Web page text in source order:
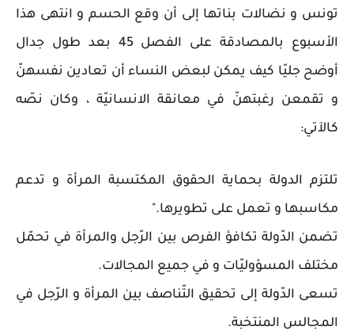
تونس و نضالات بناتها إلى أن وقع الحسم و انتهى هذا
الأسبوع بالمصادقة على الفصل 45 بعد طول جدال
أوضح جليّا كيف يمكن لبعض النساء أن تعادين نفسهنّ
و تقمعن رغبتهنّ في معانقة الانسانيّة ، وكان نصّه
كالآتي:
تلتزم الدولة بحماية الحقوق المكتسبة المرأة و تدعم
مكاسبها و تعمل على تطويرها."
تضمن الدّولة تكافؤ الفرص بين الرّجل والمرأة في تحمّل
مختلف المسؤوليّات و في جميع المجالات.
تسعى الدّولة إلى تحقيق التّناصف بين المرأة و الرّجل في
المجالس المنتخبة.